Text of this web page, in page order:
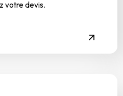
votre devis.